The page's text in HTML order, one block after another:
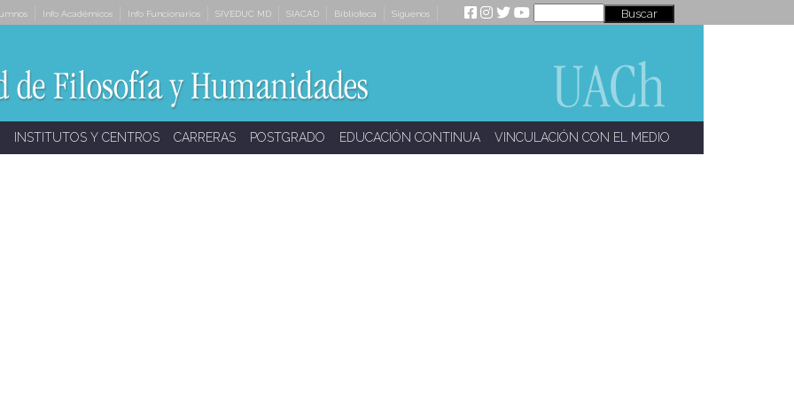
Info Académicos Info Funcionarios SIVEDUC MD SIACAD Biblioteca Síguenos
INSTITUTOS Y CENTROS CARRERAS POSTGRADO EDUCACIÓN CONTINUA VINCULACIÓN CON EL MEDIO